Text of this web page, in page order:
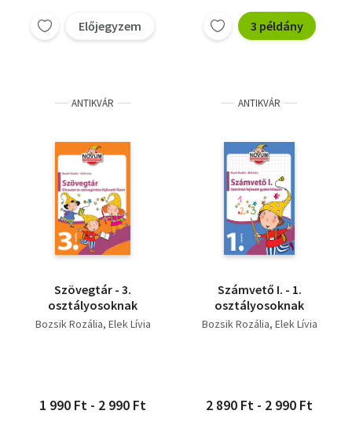
diáklexikon
Előjegyzem 3 példány
ANTIKVÁR
Szövegtár - 3.
osztályosoknak
Bozsik Rozália Elek Lívia
1 990 Ft - 2 990 Ft
ANTIKVÁR
Számvető I. - 1.
osztályosoknak
Bozsik Rozália Elek Lívia
2 890 Ft - 2 990 Ft